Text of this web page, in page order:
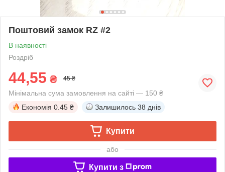
Поштовий замок RZ #2
В наявності
Роздріб
44,55 ₴ 45 ₴
Мінімальна сума замовлення на сайті — 150 ₴
Економія 0.45 ₴ Залишилось 38 днів
Купити
або
Купити з